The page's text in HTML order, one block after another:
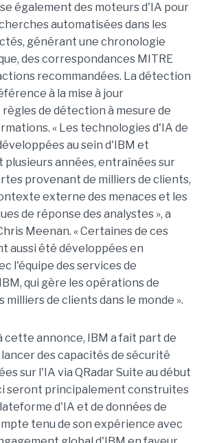
également des moteurs d'IA pour
automatisées dans les
générant une chronologie
des correspondances MITRE
recommandées. La détection
à la mise à jour
de détection à mesure de
« Les technologies d'IA de
au sein d'IBM et
années, entraînées sur
provenant de milliers de clients,
externe des menaces et les
de réponse des analystes », a
Meenan. « Certaines de ces
aussi été développées en
l'équipe des services de
qui gère les opérations de
milliers de clients dans le monde ».
cette annonce, IBM a fait part de
des capacités de sécurité
sur l'IA via QRadar Suite au début
seront principalement construites
d'IA et de données de
tenu de son expérience avec